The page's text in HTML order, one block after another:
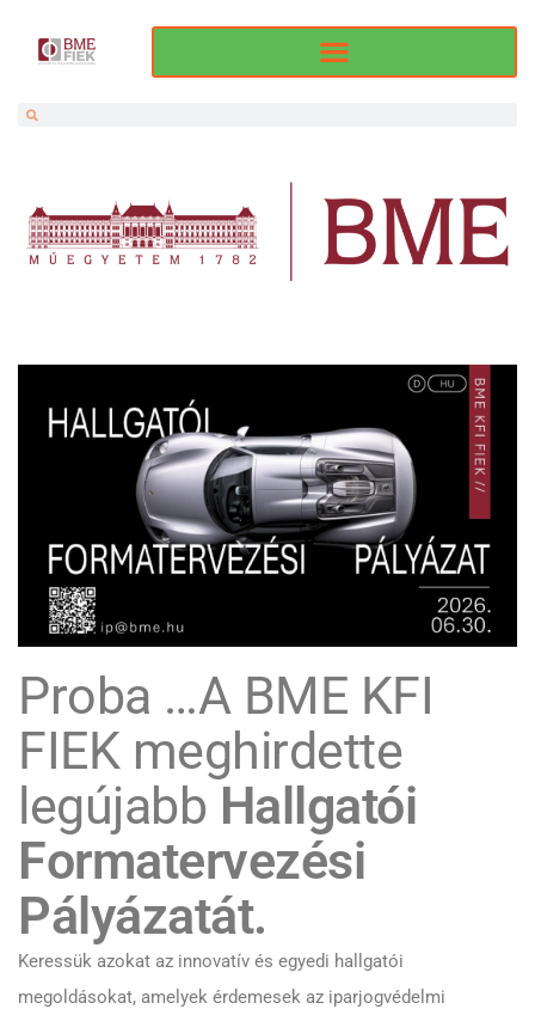
Proba …A BME KFI
FIEK meghirdette
legújabb Hallgatói
Formatervezési
Pályázatát.
Keressük azokat az innovatív és egyedi hallgatói
megoldásokat, amelyek érdemesek az iparjogvédelmi